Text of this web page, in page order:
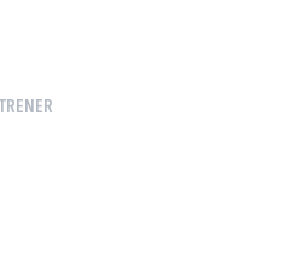
TRENER